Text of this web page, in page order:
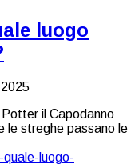
luogo
Potter il Capodanno
le streghe passano le